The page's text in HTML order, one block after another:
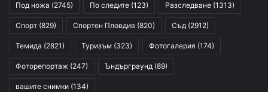
Под ножа (2745) По следите (123) Разследване (1313)
Спорт (829) Спортен Пловдив (820) Съд (2912)
Темида (2821) Туризъм (323) Фотогалерия (174)
Фоторепортаж (247) Ъндърграунд (89)
вашите снимки (134)